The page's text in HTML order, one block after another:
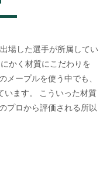
場した選手が所属してい
かく材質にこだわりを
メープルを使う中でも、
います。 こういった材質
プロから評価される所以